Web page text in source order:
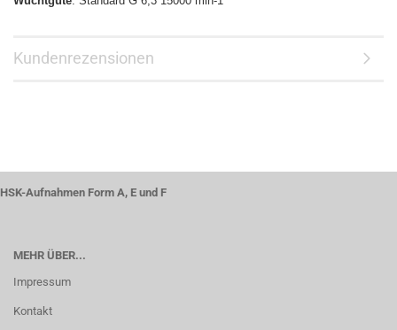
Kundenrezensionen
HSK-Aufnahmen Form A, E und F
MEHR ÜBER...
Impressum
Kontakt